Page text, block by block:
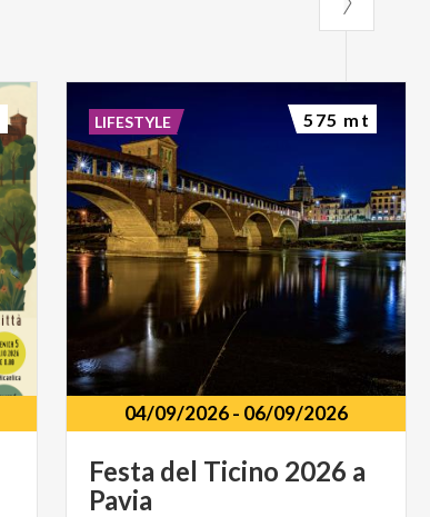
04/09/2026- 06/09/2026
Festa del Ticino 2026 a
Pavia
LIFESTYLE 575 mt